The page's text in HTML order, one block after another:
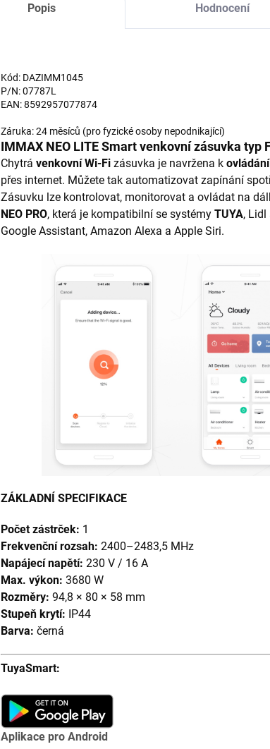
Popis Hodnocení
Kód: DAZIMM1045
P/N: 07787L
EAN: 8592957077874
Záruka: 24 měsíců (pro fyzické osoby nepodnikající)
IMMAX NEO LITE Smart venkovní zásuvka typ
Chytrá venkovní Wi-Fi zásuvka je navržena k
přes internet. Můžete tak automatizovat zapínání
Zásuvku lze kontrolovat, monitorovat a ovládat na
NEO PRO, která je kompatibilní se systémy TUYA,
Google Assistant, Amazon Alexa a Apple Siri.
ZÁKLADNÍ SPECIFIKACE
Počet zástrček: 1
Frekvenční rozsah: 2400–2483,5 MHz
Napájecí napětí: 230 V / 16 A
Max. výkon: 3680 W
Rozměry: 94,8 × 80 × 58 mm
Stupeň krytí: IP44
Barva: černá
TuyaSmart:
Aplikace pro Android